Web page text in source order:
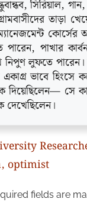
সিরিয়াল,
তাড়া
কোর্সের
পারেন, পাখার
লুফতে
ভাবে
সে
, optimist
fields are